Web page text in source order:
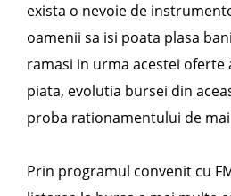
exista o nevoie de
oamenii sa isi poata plasa
ramasi in urma acestei oferte
piata, evolutia bursei din
proba rationamentului de mai
Prin programul convenit cu